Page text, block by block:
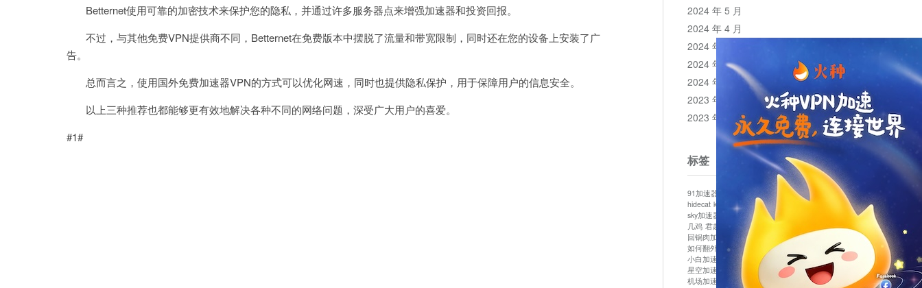
Betternet使用可靠的加密技术来保护您的隐私，并通过许多服务器点来增强加速器和投资回报。
不过，与其他免费VPN提供商不同，Betternet在免费版本中摆脱了流量和带宽限制，同时还在您的设备上安装了广
告。
总而言之，使用国外免费加速器VPN的方式可以优化网速，同时也提供隐私保护，用于保障用户的信息安全。
以上三种推荐也都能够更有效地解决各种不同的网络问题，深受广大用户的喜爱。
#1#
2024 年 5 月
2024 年 4 月
2024 年 3 月
2024 年 2 月
2024 年 1 月
2023 年 12 月
2023 年 11 月
标签
91加速器 bluelayer加速器
clash节点
hidecat kuai500 panda加速器
plex加速器
sky加速器
telegram加速器 中信加速器
云梯加速器
几鸡 君越加速器 哔咔漫画加速器
唐师傅加速器
回锅肉加速器
坚果加速器 壹点加速器
如何翻外墙网站 小哈vp加速器
小火箭加速器
小白加速器
布谷vp加速器 心阶云 快连
星空加速器
最新版clash安卓下载
月光加速器
机场加速器
松果云 极快加速器
梯子加速器